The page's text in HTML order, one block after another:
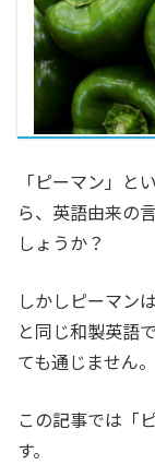
「ピーマン」と
ら、英語由来の
しょうか？
しかしピーマン
と同じ和製英語
ても通じません。
この記事では「
す。